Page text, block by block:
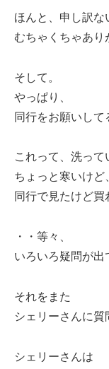
ほんと、申し訳な
むちゃくちゃあり
そして。
やっぱり、
同行をお願いして
これって、洗って
ちょっと寒いけど
同行で見たけど買
・・等々、
いろいろ疑問が出
それをまた
シェリーさんに質
シェリーさんは